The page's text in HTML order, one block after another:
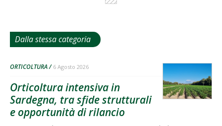
Dalla stessa categoria
ORTICOLTURA 6 Agosto 2026
Orticoltura intensiva in
Sardegna, tra sfide strutturali
e opportunità di rilancio